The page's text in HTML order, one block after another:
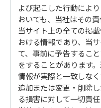
よび起こした行動によ
おいても、当社はその責
当サイト上の全ての掲
おける情報であり、当
て、事前に予告するこ
をすることがあります
情報が実際と一致しな
追加または変更・削除
る損害に対して一切責任